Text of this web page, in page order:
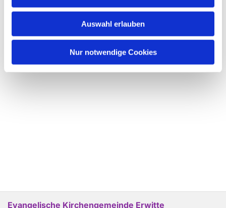
Auswahl erlauben
Nur notwendige Cookies
Evangelische Kirchengemeinde Erwitte